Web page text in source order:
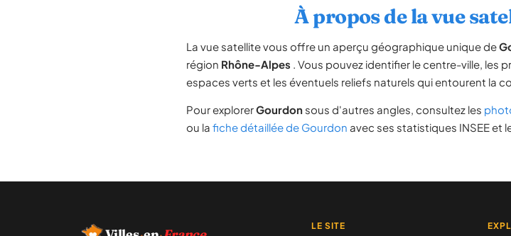
À propos de la vue
La vue satellite vous offre un aperçu géographique unique de
région Rhône-Alpes . Vous pouvez identifier le centre-ville, les
espaces verts et les éventuels reliefs naturels qui entourent la
Pour explorerGourdon sous d'autres angles, consultez les
ou la fiche détaillée de Gourdon avec ses statistiques INSEE et
LE SITE